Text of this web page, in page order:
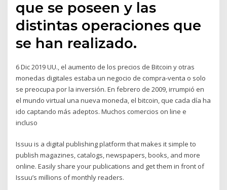
que se poseen y las
distintas operaciones que
se han realizado.
6 Dic 2019 UU., el aumento de los precios de Bitcoin y otras
monedas digitales estaba un negocio de compra-venta o solo
se preocupa por la inversión. En febrero de 2009, irrumpió en
el mundo virtual una nueva moneda, el bitcoin, que cada día ha
ido captando más adeptos. Muchos comercios on line e
incluso
Issuu is a digital publishing platform that makes it simple to
publish magazines, catalogs, newspapers, books, and more
online. Easily share your publications and get them in front of
Issuu’s millions of monthly readers.